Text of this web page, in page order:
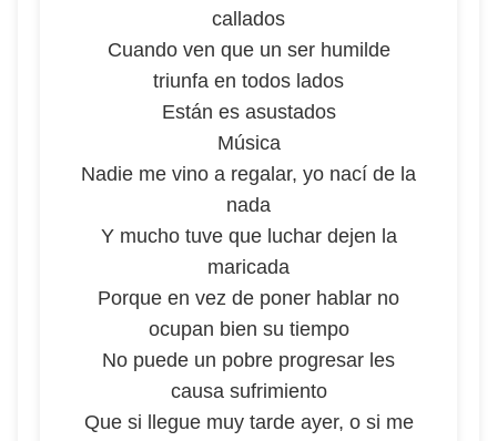
callados
Cuando ven que un ser humilde
triunfa en todos lados
Están es asustados
Música
Nadie me vino a regalar, yo nací de la
nada
Y mucho tuve que luchar dejen la
maricada
Porque en vez de poner hablar no
ocupan bien su tiempo
No puede un pobre progresar les
causa sufrimiento
Que si llegue muy tarde ayer, o si me